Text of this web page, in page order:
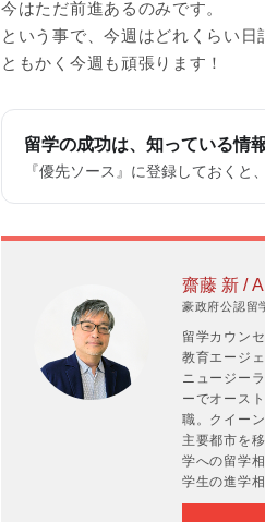
今はただ前進あるのみです。
という事で、今週はどれくらい日
ともかく今週も頑張ります！
留学の成功は、知っている情
『優先ソース』に登録しておくと
齋藤 新 /
豪政府公認留
留学カウン
教育エージ
ニュージー
ーでオース
職。クイー
主要都市を
学への留学
学生の進学